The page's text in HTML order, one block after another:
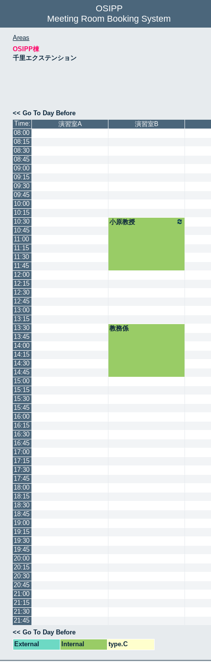
OSIPP
Meeting Room Booking System
Areas
OSIPP棟
千里エクステンション
<< Go To Day Before
Time:
演習室A 演習室B
08:00
08:15
08:30
08:45
09:00
09:15
09:30
09:45
10:00
10:15
10:30
小原教授
10:45
11:00
11:15
11:30
11:45
12:00
12:15
12:30
12:45
13:00
13:15
13:30
教務係
13:45
14:00
14:15
14:30
14:45
15:00
15:15
15:30
15:45
16:00
16:15
16:30
16:45
17:00
17:15
17:30
17:45
18:00
18:15
18:30
18:45
19:00
19:15
19:30
19:45
20:00
20:15
20:30
20:45
21:00
21:15
21:30
21:45
<< Go To Day Before
External
Internal type.C